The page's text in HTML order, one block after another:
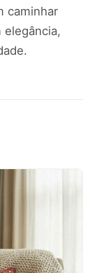
caminhar